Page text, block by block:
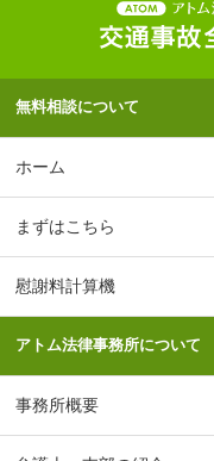
無料相談について
ホーム
まずはこちら
慰謝料計算機
アトム法律事務所について
事務所概要